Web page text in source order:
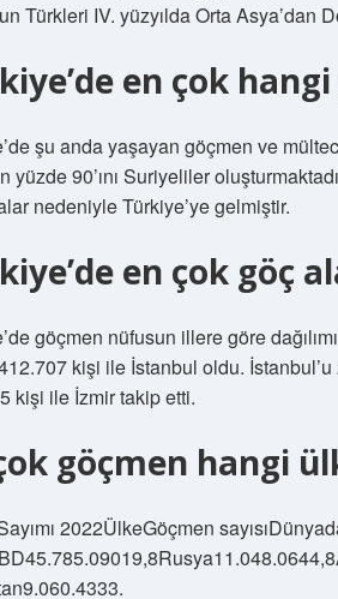
Türkleri IV. yüzyılda Orta Asya’dan
en çok
şu anda yaşayan göçmen ve
yüzde 90’ını Suriyeliler
nedeniyle Türkiye’ye gelmiştir.
en çok göç
göçmen nüfusun illere göre
kişi ile İstanbul oldu.
kişi ile İzmir takip etti.
göçmen hangi
2022ÜlkeGöçmen